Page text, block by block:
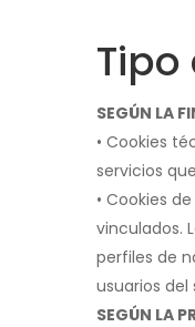
SEGÚN LA
• Cookies
servicios
• Cookies
vinculados.
perfiles de
usuarios del
SEGÚN LA